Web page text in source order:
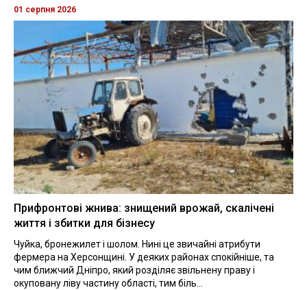
01 серпня 2026
Прифронтові жнива: знищений врожай, скалічені
життя і збитки для бізнесу
Чуйка, бронежилет і шолом. Нині це звичайні атрибути
фермера на Херсонщині. У деяких районах спокійніше, та
чим ближчий Дніпро, який розділяє звільнену праву і
окуповану ліву частину області, тим біль...